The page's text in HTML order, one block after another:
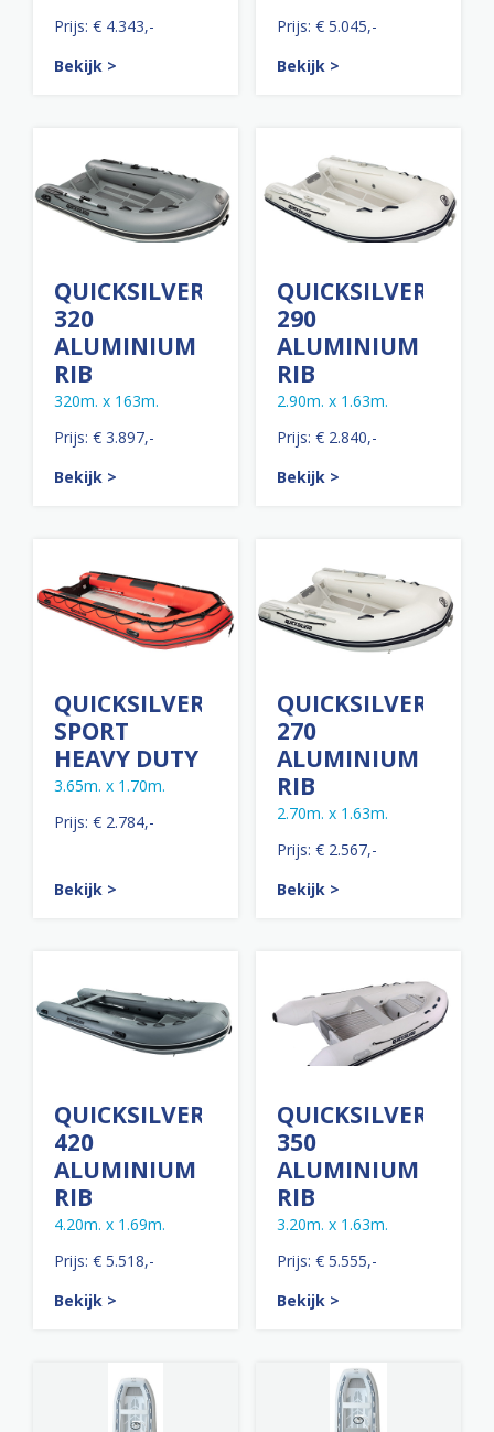
Prijs: € 4.343,-
Bekijk >
Prijs: € 5.045,-
Bekijk >
QUICKSILVER
320
ALUMINIUM
RIB
320m. x 163m.
Prijs: € 3.897,-
Bekijk >
QUICKSILVER
290
ALUMINIUM
RIB
2.90m. x 1.63m.
Prijs: € 2.840,-
Bekijk >
QUICKSILVER
SPORT
HEAVY DUTY
3.65m. x 1.70m.
Prijs: € 2.784,-
Bekijk >
QUICKSILVER
270
ALUMINIUM
RIB
2.70m. x 1.63m.
Prijs: € 2.567,-
Bekijk >
QUICKSILVER
420
ALUMINIUM
RIB
4.20m. x 1.69m.
Prijs: € 5.518,-
Bekijk >
QUICKSILVER
350
ALUMINIUM
RIB
3.20m. x 1.63m.
Prijs: € 5.555,-
Bekijk >